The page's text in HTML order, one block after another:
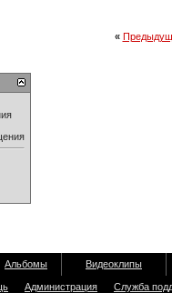
«
Альбомы Видеоклипы
Администрация Служба